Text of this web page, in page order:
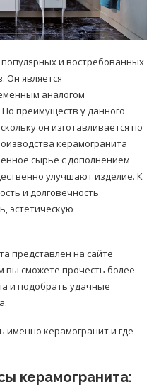
и востребованных
Он является
аналогом
преимуществ у данного
он изготавливается по
керамогранита
сырье с дополнением
улучшают изделие. К
и долговечность
эстетическую
представлен на сайте
вы сможете прочесть более
и подобрать удачные
именно керамогранит и где
керамогранита: